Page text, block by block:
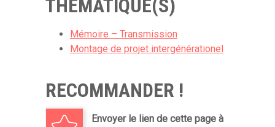
THÉMATIQUE(S)
Mémoire – Transmission
Montage de projet intergénérationel
RECOMMANDER !
Envoyer le lien de cette page à